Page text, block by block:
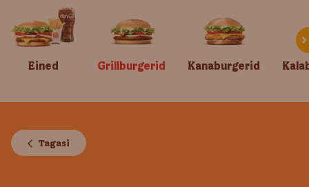
Eined Grillburgerid Kanaburgerid
Tagasi